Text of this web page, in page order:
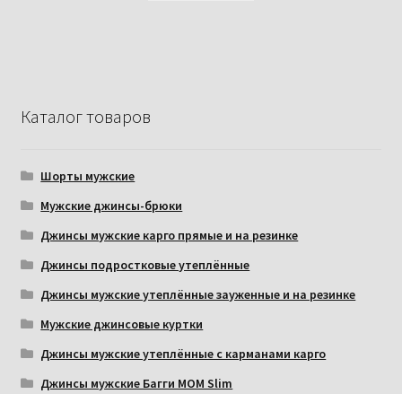
Каталог товаров
Шорты мужские
Мужские джинсы-брюки
Джинсы мужские карго прямые и на резинке
Джинсы подростковые утеплённые
Джинсы мужские утеплённые зауженные и на резинке
Мужские джинсовые куртки
Джинсы мужские утеплённые с карманами карго
Джинсы мужские Багги МОМ Slim